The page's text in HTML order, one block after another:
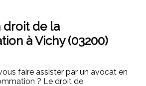
droit de la
à Vichy (03200)
faire assister par un avocat en
? Le droit de